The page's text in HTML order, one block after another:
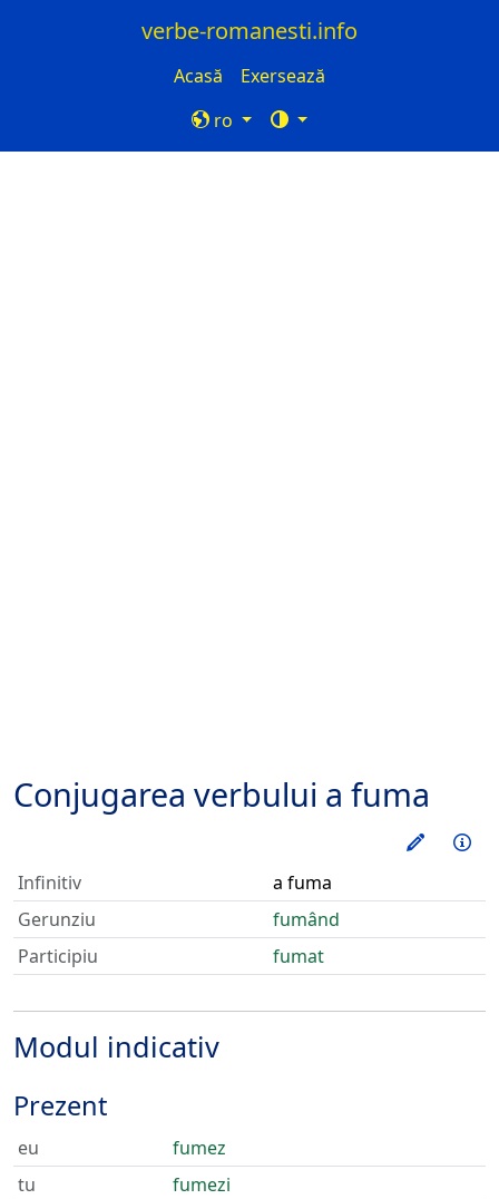
verbe-romanesti.info
Acasă
Exersează
ro
Conjugarea verbului a fuma
Infinitiv
a fuma
Gerunziu
fumând
Participiu
fumat
Modul indicativ
Prezent
eu
fumez
tu
fumezi